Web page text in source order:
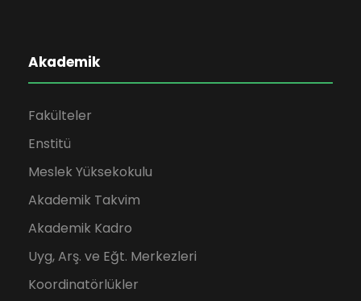
Akademik
Fakülteler
Enstitü
Meslek Yüksekokulu
Akademik Takvim
Akademik Kadro
Uyg, Arş. ve Eğt. Merkezleri
Koordinatörlükler